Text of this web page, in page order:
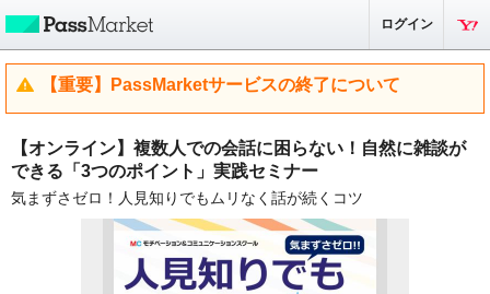
ログイン
【重要】PassMarketサービスの終了について
【オンライン】複数人での会話に困らない！自然に雑談が
できる「3つのポイント」実践セミナー
気まずさゼロ！人見知りでもムリなく話が続くコツ